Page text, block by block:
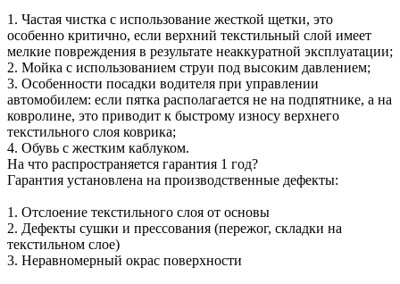
1. Частая чистка с использование жесткой щетки, это
особенно критично, если верхний текстильный слой имеет
мелкие повреждения в результате неаккуратной эксплуатации;
2. Мойка с использованием струи под высоким давлением;
3. Особенности посадки водителя при управлении
автомобилем: если пятка располагается не на подпятнике, а на
ковролине, это приводит к быстрому износу верхнего
текстильного слоя коврика;
4. Обувь с жестким каблуком.
На что распространяется гарантия 1 год?
Гарантия установлена на производственные дефекты:
1. Отслоение текстильного слоя от основы
2. Дефекты сушки и прессования (пережог, складки на
текстильном слое)
3. Неравномерный окрас поверхности